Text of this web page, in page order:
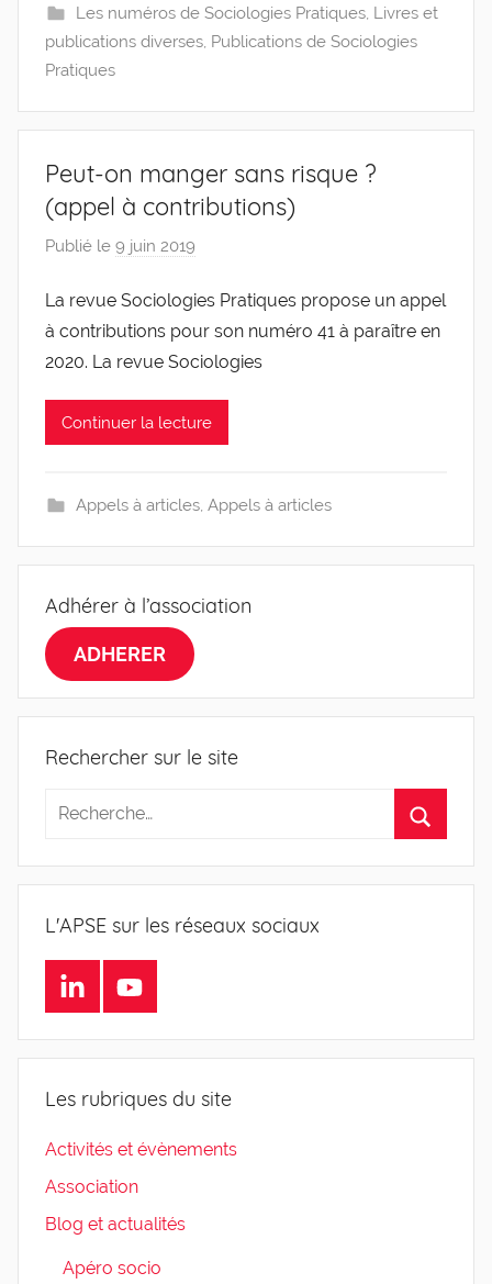
Les numéros de Sociologies Pratiques, Livres et
publications diverses, Publications de Sociologies
Pratiques
Peut-on manger sans risque ?
(appel à contributions)
Publié le 9 juin 2019
r
g
l
v
i
La revue Sociologies Pratiques propose un appel
à contributions pour son numéro 41 à paraître en
2020. La revue Sociologies
Continuer la lecture
Appels à articles, Appels à articles
Adhérer à l’association
ADHERER
Rechercher sur le site
L'APSE sur les réseaux sociaux
LinkedInYoutube
Les rubriques du site
Activités et évènements
Association
Blog et actualités
Apéro socio